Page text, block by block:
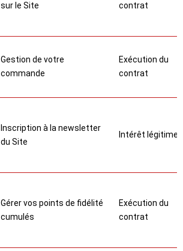
sur le Site
contrat
Gestion de votre
commande
Exécution du
contrat
Inscription à la newsletter
du Site
Intérêt légitime
Gérer vos points de fidélité
cumulés
Exécution du
contrat